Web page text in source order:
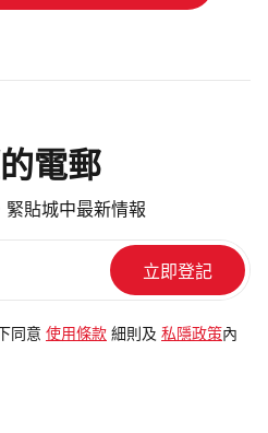
電郵
緊貼城中最新情報
同意 使用條款 細則及 私隱政策內